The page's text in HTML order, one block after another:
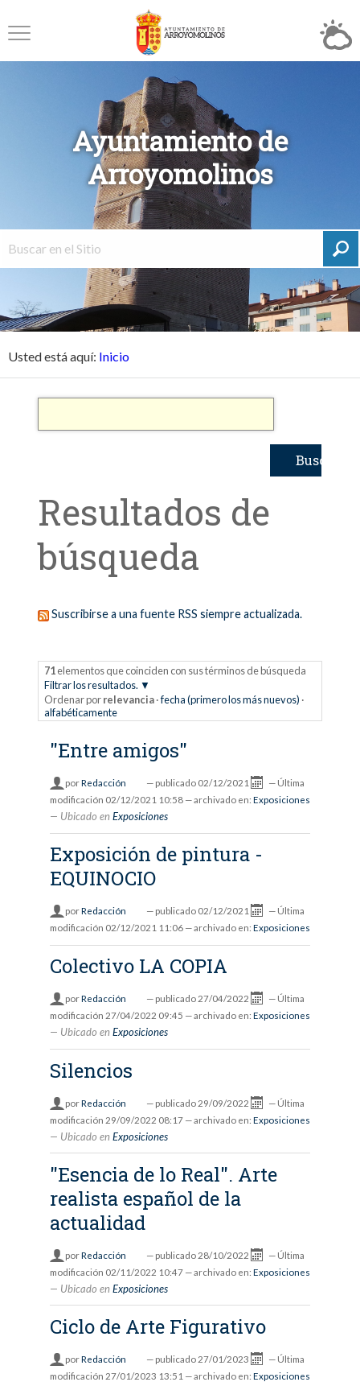
Ayuntamiento de
Arroyomolinos
Usted está aquí: Inicio
Resultados de
búsqueda
Suscribirse a una fuente RSS siempre actualizada.
71elementos que coinciden con sus términos de búsqueda
Filtrar los resultados.
Ordenar por relevancia ·fecha (primero los más nuevos) ·
alfabéticamente
"Entre amigos"
porRedacción — publicado 02/12/2021 — Última
modificación 02/12/2021 10:58 — archivado en: Exposiciones
Ubicado en Exposiciones
Exposición de pintura -
EQUINOCIO
porRedacción — publicado 02/12/2021 — Última
modificación 02/12/2021 11:06 — archivado en: Exposiciones
Colectivo LA COPIA
porRedacción — publicado 27/04/2022 — Última
modificación 27/04/2022 09:45 — archivado en: Exposiciones
Ubicado en Exposiciones
Silencios
porRedacción — publicado 29/09/2022 — Última
modificación 29/09/2022 08:17 — archivado en: Exposiciones
Ubicado en Exposiciones
"Esencia de lo Real". Arte
realista español de la
actualidad
porRedacción — publicado 28/10/2022 — Última
modificación 02/11/2022 10:47 — archivado en: Exposiciones
Ubicado en Exposiciones
Ciclo de Arte Figurativo
porRedacción — publicado 27/01/2023 — Última
modificación 27/01/2023 13:51 — archivado en: Exposiciones